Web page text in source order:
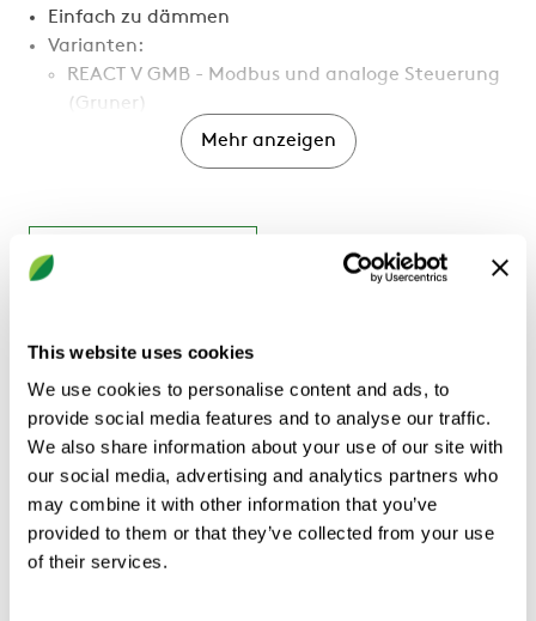
This website uses cookies
We use cookies to personalise content and ads, to
provide social media features and to analyse our traffic.
We also share information about your use of our site with
our social media, advertising and analytics partners who
may combine it with other information that you’ve
provided to them or that they’ve collected from your use
of their services.
Einfach zu dämmen
Varianten:
REACT V GMB - Modbus und analoge Steuerung
(Gruner)
REACT V-SR GMB - Modbus und analoge
Steuerung, Federrücklauf (Gruner)
REACT V BMB - Modbus und analoge Regelung
REACT V SKNX - KNX Regelung (Siemens)
Runder Anschluss: Ø 100-630 mm
Rechteckiger Anschluss: 200x200–1400x700 mm
Funktion
Variable Durchflussregelung
Ausführung
Rund, Rechteckig
Mehr anzeigen
Produktbeschreibung Technische Daten